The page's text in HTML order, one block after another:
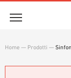
Prodotti
Home — Prodotti —